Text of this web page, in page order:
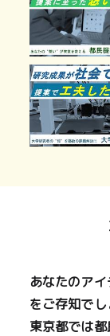
あなたのア
をご存知でし
東京都では